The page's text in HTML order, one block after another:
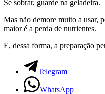
Se sobrar, guarde na geladeira.
Mas não demore muito a usar,
maior é a perda de nutrientes.
E, dessa forma, a preparação
Telegram
WhatsApp